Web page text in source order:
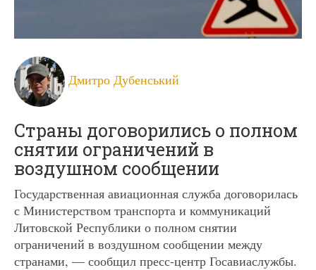
Дмитро Дубенський
Страны договорились о полном
снятии ограничений в
воздушном сообщении
Государственная авиационная служба договорилась
с Министерством транспорта и коммуникаций
Литовской Республики о полном снятии
ограничений в воздушном сообщении между
странами, — сообщил пресс-центр Госавиаслужбы.